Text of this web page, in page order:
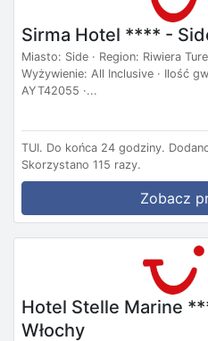
Sirma Hotel **** -
Miasto: Side · Region: Riwiera
Wyżywienie: All Inclusive · Ilość
AYT42055 ·...
TUI. Do końca 24 godziny.
Skorzystano 115 razy.
Zobacz
Hotel Stelle Marine
Włochy